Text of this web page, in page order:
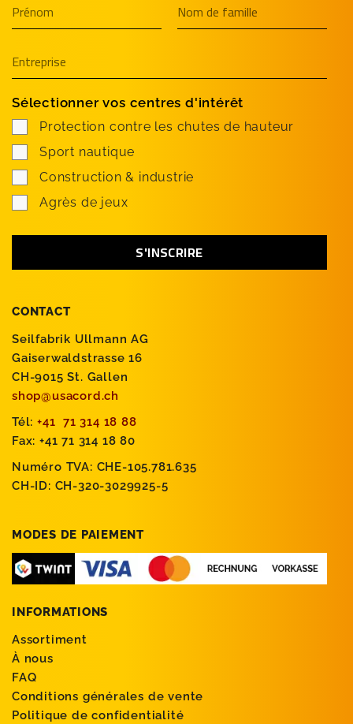
CONTACT
Seilfabrik Ullmann AG
Gaiserwaldstrasse 16
CH-9015 St. Gallen
shop@usacord.ch
Tél: +41 71 314 18 88
Fax: +41 71 314 18 80
Numéro TVA: CHE-105.781.635
CH-ID: CH-320-3029925-5
MODES DE PAIEMENT
INFORMATIONS
Assortiment
À nous
FAQ
Conditions générales de vente
Politique de confidentialité
Sélectionner vos centres d'intérêt
Protection contre les chutes de hauteur
Sport nautique
Construction & industrie
Agrès de jeux